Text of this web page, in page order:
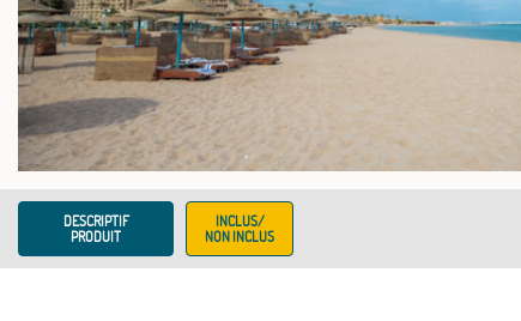
DESCRIPTIF
PRODUIT
INCLUS/
NON INCLUS